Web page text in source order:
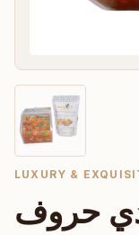
LUXURY &
حروف